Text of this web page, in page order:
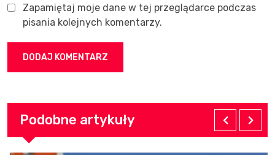
Zapamiętaj moje dane w tej przeglądarce podczas
pisania kolejnych komentarzy.
Podobne artykuły